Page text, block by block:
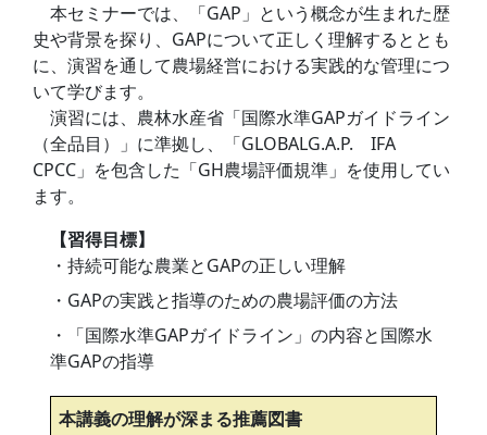
本セミナーでは、「GAP」という概念が生まれた歴
史や背景を探り、GAPについて正しく理解するととも
に、演習を通して農場経営における実践的な管理につ
いて学びます。
演習には、農林水産省「国際水準GAPガイドライン
（全品目）」に準拠し、「GLOBALG.A.P. IFA
CPCC」を包含した「GH農場評価規準」を使用してい
ます。
【習得目標】
・持続可能な農業とGAPの正しい理解
・GAPの実践と指導のための農場評価の方法
・「国際水準GAPガイドライン」の内容と国際水
準GAPの指導
本講義の理解が深まる推薦図書